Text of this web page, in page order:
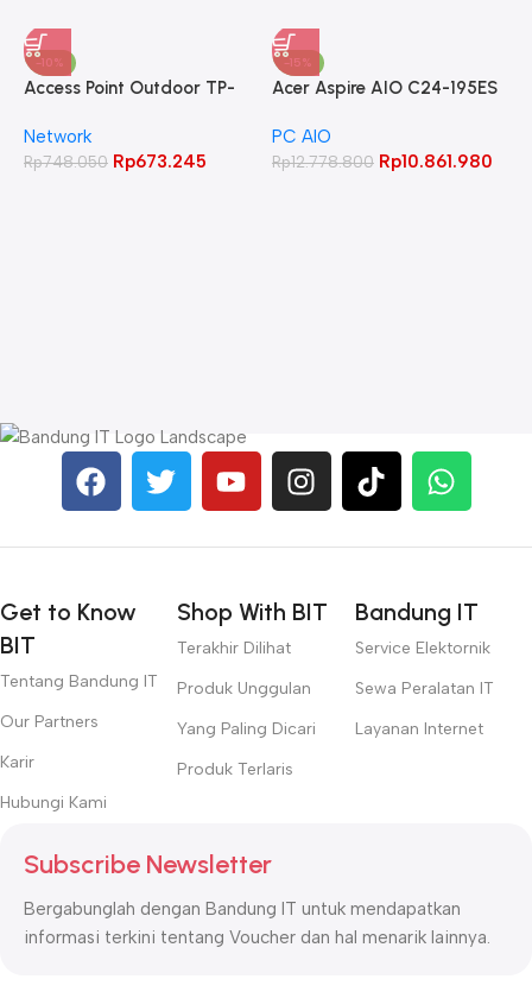
-10%
Access Point Outdoor TP-
CPE220
Network
Rp748.050 Rp673.245
-15%
Acer Aspire AIO C24-195ES
512GB 23.8″ FHD IPS
PC AIO
Rp12.778.800 Rp10.861.980
Get to Know
BIT
Tentang Bandung IT
Our Partners
Karir
Hubungi Kami
Shop With BIT
Terakhir Dilihat
Produk Unggulan
Yang Paling Dicari
Produk Terlaris
Bandung IT
Service Elektornik
Sewa Peralatan IT
Layanan Internet
Subscribe Newsletter
Bergabunglah dengan Bandung IT untuk mendapatkan
informasi terkini tentang Voucher dan hal menarik lainnya.